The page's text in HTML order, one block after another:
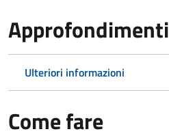
Approfondimenti
Ulteriori informazioni
Come fare